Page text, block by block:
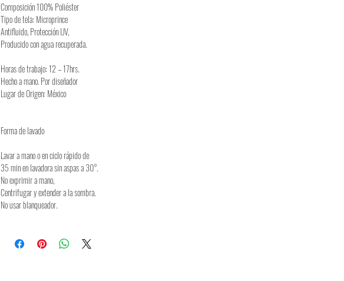
Composición 100% Poliéster
Tipo de tela: Microprince
Antifluido, Protección UV,
Producido con agua recuperada.
Horas de trabajo: 12 – 17hrs.
Hecho a mano. Por diseñador
Lugar de Origen: México
Forma de lavado
Lavar a mano o en ciclo rápido de
35 min en lavadora sin aspas a 30°.
No exprimir a mano,
Centrifugar y extender a la sombra.
No usar blanqueador.